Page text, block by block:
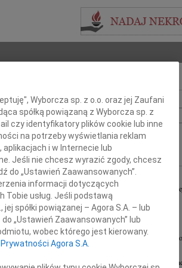
Imię i nazwisko lub numer ogłoszenia:
+ szukanie zaawansowane
INNE NEKROLOGI
Izabela Gasin 08.04.2026Bydgoszcz
Z niewymownym żalem zawiadamiamy o
Danuta Stępkowska29.01.2026
Zmarła Danka Stępkowska Torunianka,...
Jacek Woźny
30.12.2025
Z żalem przyjęliśmy wiadomość o śmierci
Bolesław Durlak
W pierwszą rocznicę śmierci naszego
Wyborcza sp. z o.o. oraz jej Zaufani
spółką powiązaną z Wyborcza sp. z
czy identyfikatory plików cookie lub inne
na potrzeby wyświetlania reklam
i w Internecie lub
Jeśli nie chcesz wyrazić zgody, chcesz
do „Ustawień Zaawansowanych”.
informacji dotyczących
Tobie usług. Jeśli podstawą
spółki powiązanej – Agora S.A. – lub
„Ustawień Zaawansowanych” lub
wobec którego jest kierowany.
Agora S.A.